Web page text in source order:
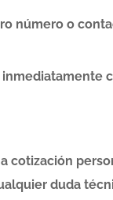
número o
cotización
duda